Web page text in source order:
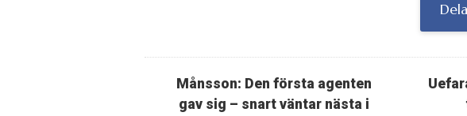
Månsson: Den första agenten
gav sig – snart väntar nästa i